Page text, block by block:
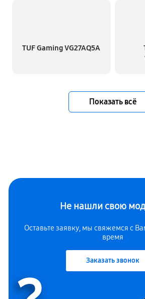
TUF Gaming VG27AQ5A
Показать всё
Не нашли свою
Оставьте заявку, мы свяжемся с
время
Заказать звонок